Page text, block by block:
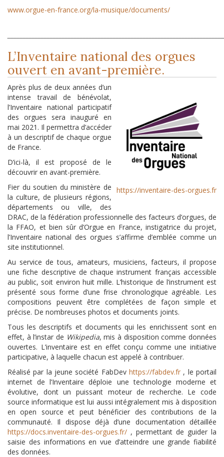
www.orgue-en-france.org/la-musique/documents/
L’Inventaire national des orgues
ouvert en avant-première.
https://inventaire-des-orgues.fr
Après plus de deux années d’un
intense travail de bénévolat,
l’Inventaire national participatif
des orgues sera inauguré en
mai 2021. Il permettra d’accéder
à un descriptif de chaque orgue
de France.
D’ici-là, il est proposé de le
découvrir en avant-première.
Fier du soutien du ministère de
la culture, de plusieurs régions,
départements ou ville, des
DRAC, de la fédération professionnelle des facteurs d’orgues, de
la FFAO, et bien sûr d’Orgue en France, instigatrice du projet,
l’Inventaire national des orgues s’affirme d’emblée comme un
site institutionnel.
Au service de tous, amateurs, musiciens, facteurs, il propose
une fiche descriptive de chaque instrument français accessible
au public, soit environ huit mille. L’historique de l’instrument est
présenté sous forme d’une frise chronologique agréable. Les
compositions peuvent être complétées de façon simple et
précise. De nombreuses photos et documents joints.
Tous les descriptifs et documents qui les enrichissent sont en
effet, à l’instar de Wikipedia, mis à disposition comme données
ouvertes. L’inventaire est en effet conçu comme une initiative
participative, à laquelle chacun est appelé à contribuer.
Réalisé par la jeune société FabDev https://fabdev.fr , le portail
internet de l’Inventaire déploie une technologie moderne et
évolutive, dont un puissant moteur de recherche. Le code
source informatique est lui aussi intégralement mis à disposition
en open source et peut bénéficier des contributions de la
communauté. Il dispose déjà d’une documentation détaillée
https://docs.inventaire-des-orgues.fr/ , permettant de guider la
saisie des informations en vue d’atteindre une grande fiabilité
des données.